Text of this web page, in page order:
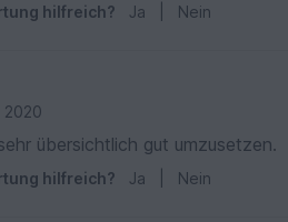
hilfreich? Ja Nein
2020
übersichtlich gut umzusetzen.
hilfreich? Ja Nein